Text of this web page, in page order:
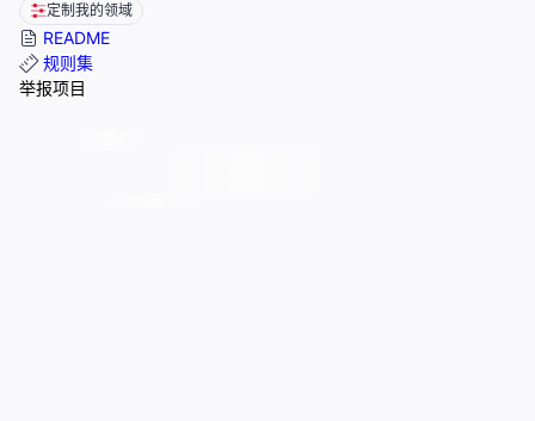
定制我的领域
README
规则集
举报项目